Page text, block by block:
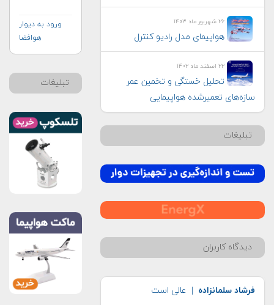
۲۶ شهریور ماه ۱۴۰۳
هواپيمای مدل راديو كنترل
۲۲ اسفند ماه ۱۴۰۲
تحلیل خستگی و تخمین عمر
سازه‌های تعمیرشده هواپیمایی
تبلیغات
دیدگاه کاربران
فرشاد سلمانزاده | عالی است
ورود به دیوار
هوافضا
تبلیغات